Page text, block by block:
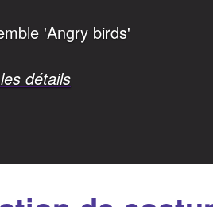
'Angry birds'
détails